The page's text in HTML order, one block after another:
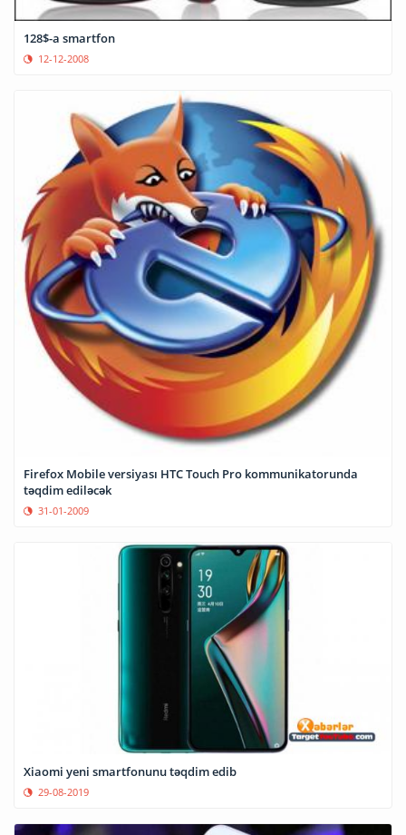
128$-a smartfon
12-12-2008
Firefox Mobile versiyası HTC Touch Pro kommunikatorunda
təqdim ediləcək
31-01-2009
Xiaomi yeni smartfonunu təqdim edib
29-08-2019